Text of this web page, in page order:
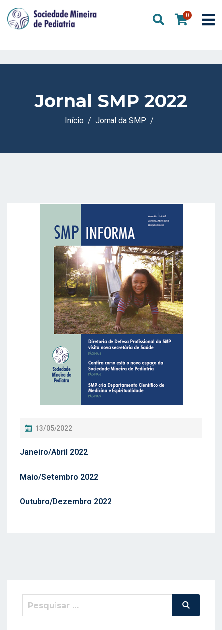
0
Jornal SMP 2022
Início Jornal da SMP
P
S
D
13/05/2022
Janeiro/Abril 2022
Maio/Setembro 2022
Outubro/Dezembro 2022
Pesquisar
Pesquisa